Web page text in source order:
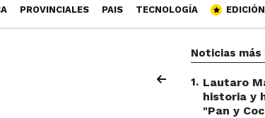
PROVINCIALES PAIS TECNOLOGÍA
Noticias más
1. Lautaro
historia y
"Pan y